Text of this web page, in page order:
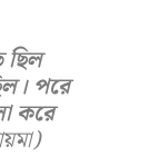
পরে
করে